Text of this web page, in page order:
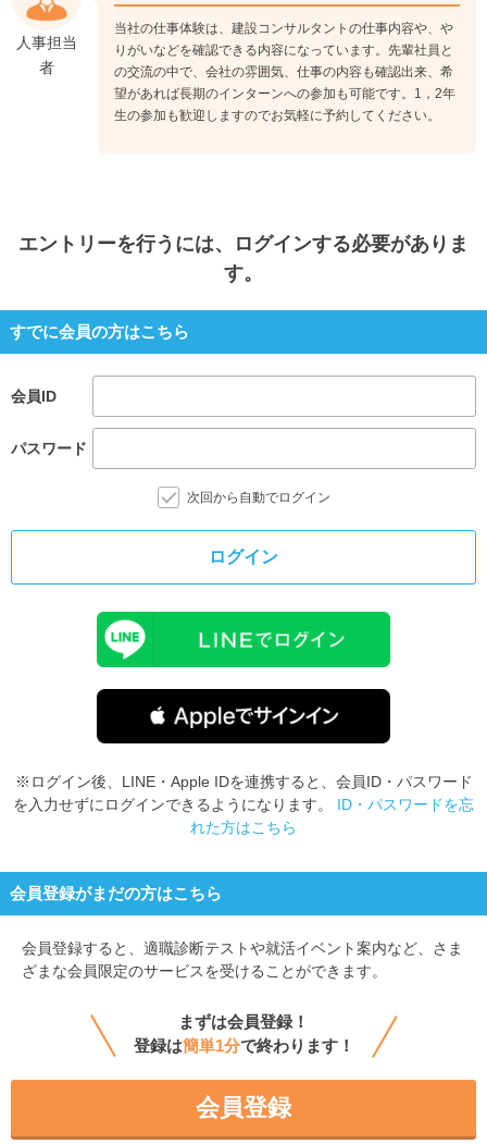
人事担当
者
当社の仕事体験は、建設コンサルタントの仕事内容や、や
りがいなどを確認できる内容になっています。先輩社員と
の交流の中で、会社の雰囲気、仕事の内容も確認出来、希
望があれば長期のインターンへの参加も可能です。1，2年
生の参加も歓迎しますのでお気軽に予約してください。
エントリーを行うには、ログインする必要がありま
す。
すでに会員の方はこちら
会員ID
パスワード
次回から自動でログイン
ログイン
※ログイン後、LINE・Apple IDを連携すると、会員ID・パスワード
を入力せずにログインできるようになります。 ID・パスワードを忘
れた方はこちら
会員登録がまだの方はこちら
会員登録すると、 適職診断テストや就活イベント案内など、さま
ざまな会員限定のサービスを受けることができます。
まずは会員登録！
登録は簡単1分で終わります！
会員登録